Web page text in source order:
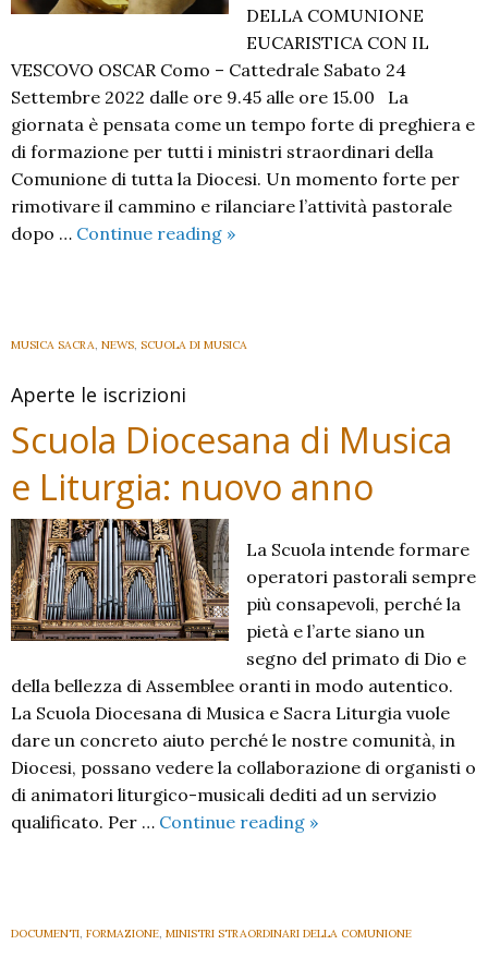
DELLA COMUNIONE
EUCARISTICA CON IL
VESCOVO OSCAR Como – Cattedrale Sabato 24
Settembre 2022 dalle ore 9.45 alle ore 15.00 La
giornata è pensata come un tempo forte di preghiera e
di formazione per tutti i ministri straordinari della
Comunione di tutta la Diocesi. Un momento forte per
rimotivare il cammino e rilanciare l’attività pastorale
dopo … Continue reading Incontro
della
»
MUSICA SACRA, NEWS, SCUOLA DI MUSICA
Aperte le iscrizioni
Scuola Diocesana di Musica
e Liturgia: nuovo anno
La Scuola intende formare
operatori pastorali sempre
più consapevoli, perché la
pietà e l’arte siano un
segno del primato di Dio e
della bellezza di Assemblee oranti in modo autentico.
La Scuola Diocesana di Musica e Sacra Liturgia vuole
dare un concreto aiuto perché le nostre comunità, in
Diocesi, possano vedere la collaborazione di organisti o
di animatori liturgico-musicali dediti ad un servizio
qualificato. Per … Continue reading Scuola
e
»
DOCUMENTI, FORMAZIONE, MINISTRI STRAORDINARI DELLA COMUNIONE